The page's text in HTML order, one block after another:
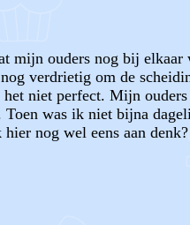
mijn ouders nog bij
verdrietig om de
niet perfect. Mijn
was ik niet bijna
nog wel eens aan